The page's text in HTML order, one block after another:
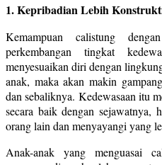
1. Kepribadian Lebih
Kemampuan calistung
perkembangan tingkat
menyesuaikan diri dengan
anak, maka akan makin
dan sebaliknya. Kedewasaan itu
secara baik dengan sejawatnya,
orang lain dan menyayangi yang
Anak-anak yang menguasai